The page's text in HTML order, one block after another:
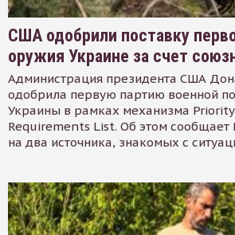
США одобрили поставку
оружия Украине за счет
Администрация президента США
одобрила первую партию военной
Украины в рамках механизма
Requirements List. Об этом сообщает
на два источника, знакомых с